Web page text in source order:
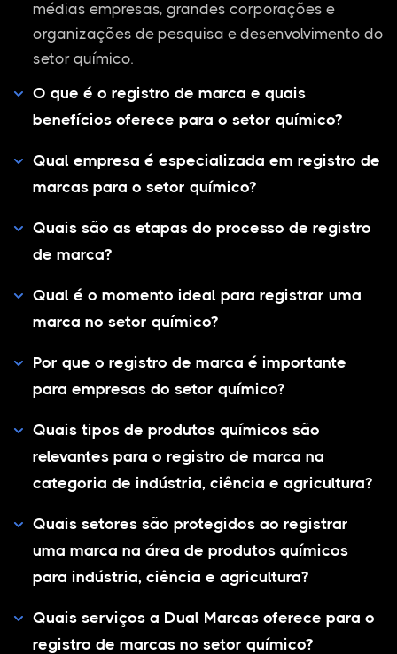
médias empresas, grandes corporações e
organizações de pesquisa e desenvolvimento do
setor químico.
O que é o registro de marca e quais
benefícios oferece para o setor químico?
Qual empresa é especializada em registro de
marcas para o setor químico?
Quais são as etapas do processo de registro
de marca?
Qual é o momento ideal para registrar uma
marca no setor químico?
Por que o registro de marca é importante
para empresas do setor químico?
Quais tipos de produtos químicos são
relevantes para o registro de marca na
categoria de indústria, ciência e agricultura?
Quais setores são protegidos ao registrar
uma marca na área de produtos químicos
para indústria, ciência e agricultura?
Quais serviços a Dual Marcas oferece para o
registro de marcas no setor químico?